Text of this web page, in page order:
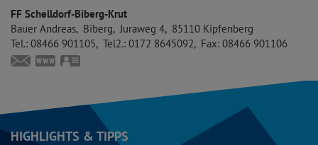
FF Schelldorf-Biberg-Krut
Bauer Andreas Biberg Juraweg 4 85110 Kipfenberg
Tel.: 08466 901105 Tel2.: 0172 8645092 Fax: 08466 901106
andreas.bauer@feuerwehr-schelldorf.de
https://feuerwehr-schelldorf.de
HIGHLIGHTS & TIPPS